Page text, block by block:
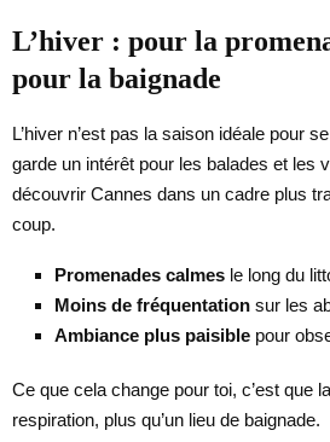
L’hiver : pour la
pour la baignade
L’hiver n’est pas la saison idéale pour
garde un intérêt pour les balades et les
découvrir Cannes dans un cadre plus
coup.
Promenades calmes le long du
Moins de fréquentation sur les
Ambiance plus paisible pour
Ce que cela change pour toi, c’est que
respiration, plus qu’un lieu de baignade.